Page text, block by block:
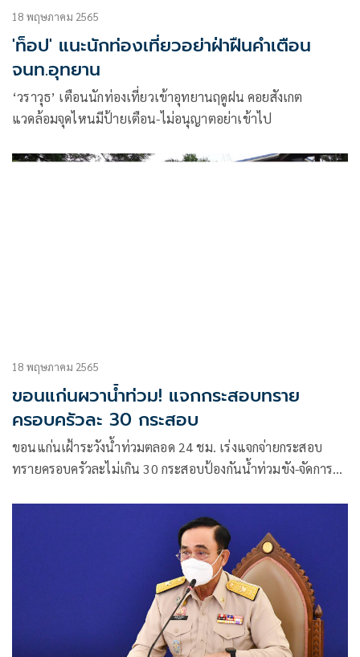
18 พฤษภาคม 2565
'ท็อป' แนะนักท่องเที่ยวอย่าฝ่าฝืนคำเตือน
จนท.อุทยาน
‘วราวุธ’ เตือนนักท่องเที่ยวเข้าอุทยานฤดูฝน คอยสังเกต
แวดล้อมจุดไหนมีป้ายเตือน-ไม่อนุญาตอย่าเข้าไป
18 พฤษภาคม 2565
ขอนแก่นผวาน้ำท่วม! แจกกระสอบทราย
ครอบครัวละ 30 กระสอบ
ขอนแก่นเฝ้าระวังน้ำท่วมตลอด 24 ชม. เร่งแจกจ่ายกระสอบ
ทรายครอบครัวละไม่เกิน 30 กระสอบป้องกันน้ำท่วมขัง-จัดการ